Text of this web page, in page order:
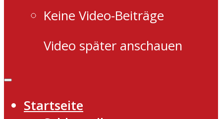
Keine Video-Beiträge
Video später anschauen
Startseite